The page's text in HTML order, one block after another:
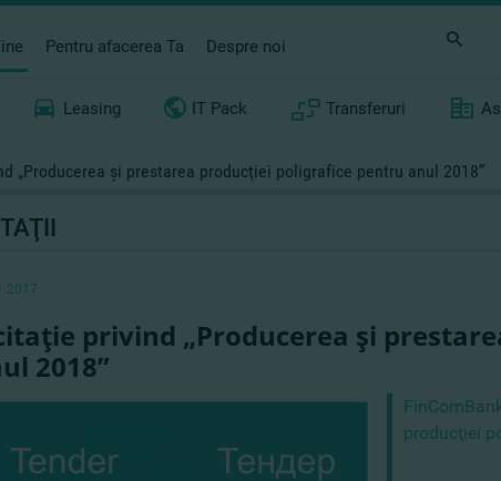
Pentru afacerea Ta Despre noi
Leasing IT Pack Transferuri
„Producerea şi prestarea producţiei poligrafice pentru anul 2018”
privind „Producerea şi
2018”
producţiei